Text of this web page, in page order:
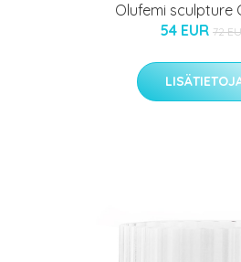
Olufemi sculpture
54 EUR 72